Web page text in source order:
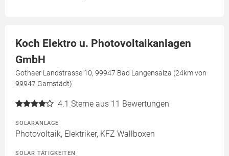
Koch Elektro u. Photovoltaikanlagen
GmbH
Gothaer Landstrasse 10, 99947 Bad Langensalza (24km von
99947 Gamstädt)
4.1 Sterne aus 11 Bewertungen
SOLARANLAGE
Photovoltaik, Elektriker, KFZ Wallboxen
SOLAR TÄTIGKEITEN